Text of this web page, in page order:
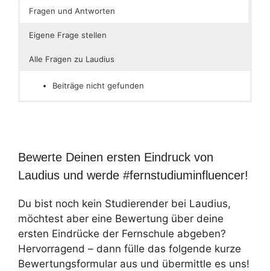
Fragen und Antworten
Eigene Frage stellen
Alle Fragen zu Laudius
Beiträge nicht gefunden
Bewerte Deinen ersten Eindruck von
Laudius und werde #fernstudiuminfluencer!
Du bist noch kein Studierender bei Laudius,
möchtest aber eine Bewertung über deine
ersten Eindrücke der Fernschule abgeben?
Hervorragend – dann fülle das folgende kurze
Bewertungsformular aus und übermittle es uns!